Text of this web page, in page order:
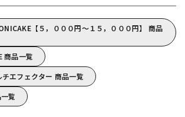
【５，０００円～１５，０００円】 商品
商品一覧
エフェクター 商品一覧
覧